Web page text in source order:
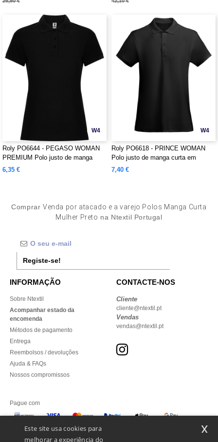
W4
Roly PO6644 - PEGASO WOMAN
PREMIUM Polo justo de manga
curta em algodão com tratamento
6,35 €
W4
Roly PO6618 - PRINCE WOMAN
Polo justo de manga curta em
algodão orgânico com certificação
7,40 €
ComprarVenda por atacado e a varejo Polos Manga Curta
Mulher Preto na Ntextil Portugal
Registe-se!
INFORMAÇÃO
Sobre Ntextil
Acompanhar estado da
encomenda
Métodos de pagamento
Entrega
Reembolsos / devoluções
Ajuda & FAQs
Nossos compromissos
CONTACTE-NOS
Cliente
cliente@ntextil.pt
Vendas
vendas@ntextil.pt
Pague com
Este site usa cookies para
melhorar a experiência do
x